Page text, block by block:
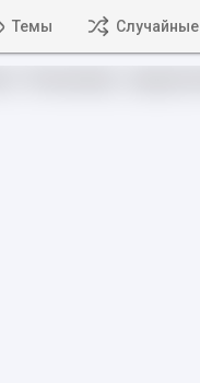
Темы Случайные